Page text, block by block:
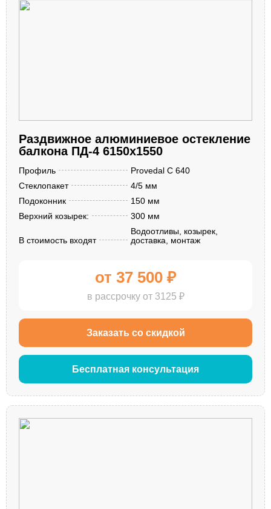
Раздвижное алюминиевое остекление
балкона ПД-4 6150x1550
Профиль
Provedal С 640
Стеклопакет
4/5 мм
Подоконник
150 мм
Верхний козырек:
300 мм
В стоимость входят
Водоотливы, козырек,
доставка, монтаж
от 37 500 ₽
в рассрочку от 3125 ₽
Заказать со скидкой
Бесплатная консультация